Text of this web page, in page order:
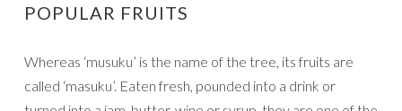
POPULAR FRUITS
Whereas ‘musuku’ is the name of the tree, its fruits are
called ‘masuku’. Eaten fresh, pounded into a drink or